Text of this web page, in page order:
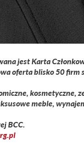
jestKarta
oferta blisko 50 firm
kosmetyczne,
meble,
BCC.